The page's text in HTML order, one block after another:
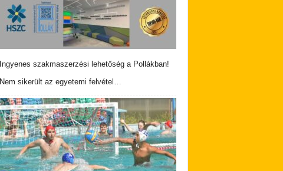
Ingyenes szakmaszerzési lehetőség a Pollákban!
Nem sikerült az egyetemi felvétel…